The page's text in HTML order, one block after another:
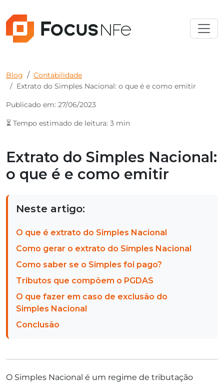
Blog
Contabilidade
Extrato do Simples Nacional: o que é e como emitir
Publicado em: 27/06/2023
⏳ Tempo estimado de leitura: 3 min
Extrato do Simples Nacional:
o que é e como emitir
Neste artigo:
O que é extrato do Simples Nacional
Como gerar o extrato do Simples Nacional
Como saber se o Simples foi pago?
Tributos que compõem o PGDAS
O que fazer em caso de exclusão do
Simples Nacional
Conclusão
O Simples Nacional é um regime de tributação